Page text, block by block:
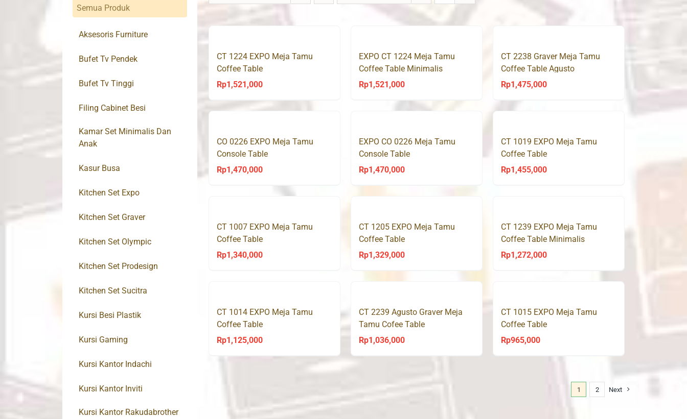
CT 1224 EXPO Meja Tamu
Coffee Table
Rp1,521,000
EXPO CT 1224 Meja Tamu
Coffee Table Minimalis
Rp1,521,000
CT 2238 Graver Meja Tamu
Coffee Table Agusto
Rp1,475,000
CO 0226 EXPO Meja Tamu
Console Table
Rp1,470,000
EXPO CO 0226 Meja Tamu
Console Table
Rp1,470,000
CT 1019 EXPO Meja Tamu
Coffee Table
Rp1,455,000
CT 1007 EXPO Meja Tamu
Coffee Table
Rp1,340,000
CT 1205 EXPO Meja Tamu
Coffee Table
Rp1,329,000
CT 1239 EXPO Meja Tamu
Coffee Table Minimalis
Rp1,272,000
CT 1014 EXPO Meja Tamu
Coffee Table
Rp1,125,000
CT 2239 Agusto Graver Meja
Tamu Cofee Table
Rp1,036,000
CT 1015 EXPO Meja Tamu
Coffee Table
Rp965,000
1 2 Next
Semua Produk
Aksesoris Furniture
Bufet Tv Pendek
Bufet Tv Tinggi
Filing Cabinet Besi
Kamar Set Minimalis Dan
Anak
Kasur Busa
Kitchen Set Expo
Kitchen Set Graver
Kitchen Set Olympic
Kitchen Set Prodesign
Kitchen Set Sucitra
Kursi Besi Plastik
Kursi Gaming
Kursi Kantor Indachi
Kursi Kantor Inviti
Kursi Kantor Rakudabrother